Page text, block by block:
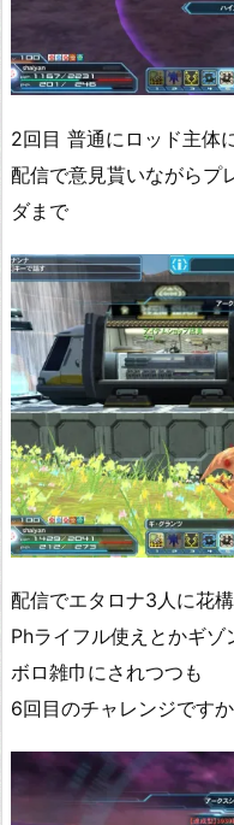
2回目 普通にロッド主体
配信で意見貰いながらプ
ダまで
配信でエタロナ3人に花
Phライフル使えとかギ
ボロ雑巾にされつつも
6回目のチャレンジです